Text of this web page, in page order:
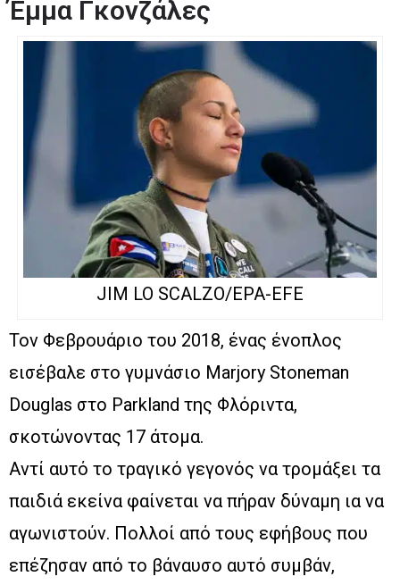
Έμμα Γκονζάλες
JIM LO SCALZO/EPA-EFE
Τον Φεβρουάριο του 2018, ένας ένοπλος
εισέβαλε στο γυμνάσιο Marjory Stoneman
Douglas στο Parkland της Φλόριντα,
σκοτώνοντας 17 άτομα.
Αντί αυτό το τραγικό γεγονός να τρομάξει τα
παιδιά εκείνα φαίνεται να πήραν δύναμη ια να
αγωνιστούν. Πολλοί από τους εφήβους που
επέζησαν από το βάναυσο αυτό συμβάν,